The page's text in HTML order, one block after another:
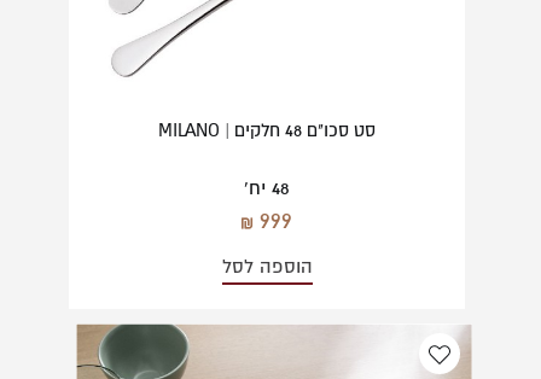
סט סכו"ם 48 חלקים | MILANO
48 יח'
999
הוספה לסל